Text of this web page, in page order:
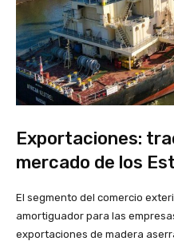
Exportaciones:
mercado de los
El segmento del comercio
amortiguador para las
exportaciones de madera